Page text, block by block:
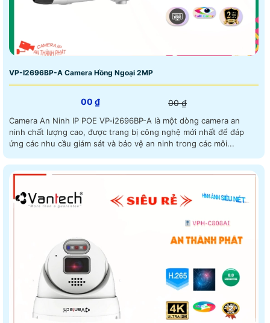
VP-I2696BP-A Camera Hồng Ngoại 2MP
00 ₫ 00 ₫
Camera An Ninh IP POE VP-i2696BP-A là một dòng camera an
ninh chất lượng cao, được trang bị công nghệ mới nhất để đáp
ứng các nhu cầu giám sát và bảo vệ an ninh trong các môi...